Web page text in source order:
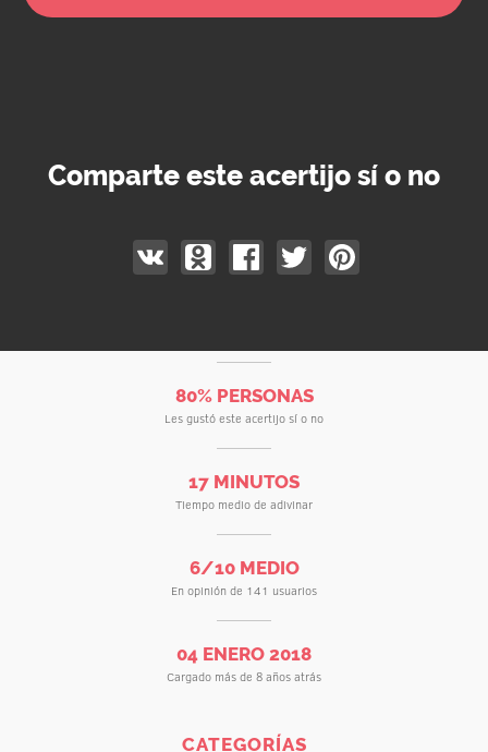
Comparte este acertijo sí o no
80% PERSONAS
Les gustó este acertijo sí o no
17 MINUTOS
Tiempo medio de adivinar
6/10 MEDIO
En opinión de 141 usuarios
04 ENERO 2018
Cargado más de 8 años atrás
CATEGORÍAS